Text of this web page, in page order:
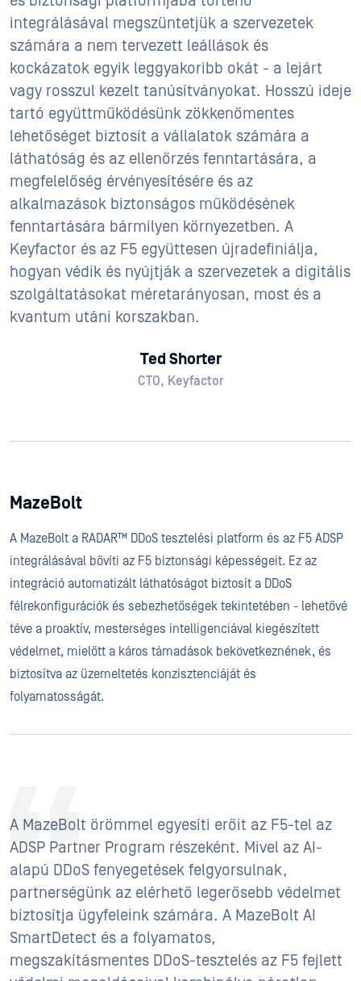
integrálásával megszüntetjük a szervezetek
számára a nem tervezett leállások és
kockázatok egyik leggyakoribb okát - a lejárt
vagy rosszul kezelt tanúsítványokat. Hosszú ideje
tartó együttműködésünk zökkenőmentes
lehetőséget biztosít a vállalatok számára a
láthatóság és az ellenőrzés fenntartására, a
megfelelőség érvényesítésére és az
alkalmazások biztonságos működésének
fenntartására bármilyen környezetben. A
Keyfactor és az F5 együttesen újradefiniálja,
hogyan védik és nyújtják a szervezetek a digitális
szolgáltatásokat méretarányosan, most és a
kvantum utáni korszakban.
Ted Shorter
CTO, Keyfactor
MazeBolt
A MazeBolt a RADAR™ DDoS tesztelési platform és az F5 ADSP
integrálásával bővíti az F5 biztonsági képességeit. Ez az
integráció automatizált láthatóságot biztosít a DDoS
félrekonfigurációk és sebezhetőségek tekintetében - lehetővé
téve a proaktív, mesterséges intelligenciával kiegészített
védelmet, mielőtt a káros támadások bekövetkeznének, és
biztosítva az üzemeltetés konzisztenciáját és
folyamatosságát.
A MazeBolt örömmel egyesíti erőit az F5-tel az
ADSP Partner Program részeként. Mivel az AI-
alapú DDoS fenyegetések felgyorsulnak,
partnerségünk az elérhető legerősebb védelmet
biztosítja ügyfeleink számára. A MazeBolt AI
SmartDetect és a folyamatos,
megszakításmentes DDoS-tesztelés az F5 fejlett